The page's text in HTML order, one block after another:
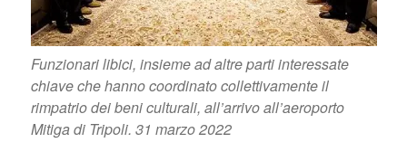
Funzionari libici, insieme ad altre parti interessate
chiave che hanno coordinato collettivamente il
rimpatrio dei beni culturali, all’arrivo all’aeroporto
Mitiga di Tripoli. 31 marzo 2022